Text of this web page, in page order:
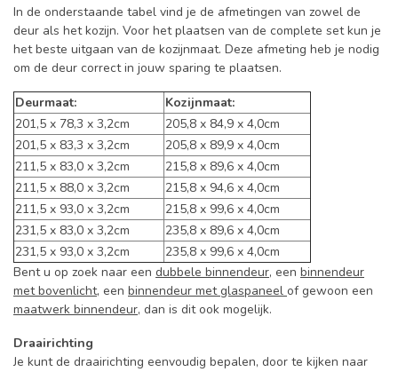
In de onderstaande tabel vind je de afmetingen van zowel de
deur als het kozijn. Voor het plaatsen van de complete set kun je
het beste uitgaan van de kozijnmaat. Deze afmeting heb je nodig
om de deur correct in jouw sparing te plaatsen.
Deurmaat:
Kozijnmaat:
201,5 x 78,3 x 3,2cm
205,8 x 84,9 x 4,0cm
201,5 x 83,3 x 3,2cm
205,8 x 89,9 x 4,0cm
211,5 x 83,0 x 3,2cm
215,8 x 89,6 x 4,0cm
211,5 x 88,0 x 3,2cm
215,8 x 94,6 x 4,0cm
211,5 x 93,0 x 3,2cm
215,8 x 99,6 x 4,0cm
231,5 x 83,0 x 3,2cm
235,8 x 89,6 x 4,0cm
231,5 x 93,0 x 3,2cm
235,8 x 99,6 x 4,0cm
Bent u op zoek naar een dubbele binnendeur, een binnendeur
met bovenlicht, een binnendeur met glaspaneel of gewoon een
maatwerk binnendeur, dan is dit ook mogelijk.
Draairichting
Je kunt de draairichting eenvoudig bepalen, door te kijken naar